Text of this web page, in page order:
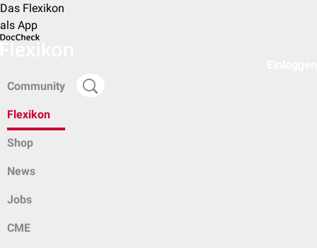
Das Flexikon
als App
Community
Flexikon
Shop
News
Jobs
CME